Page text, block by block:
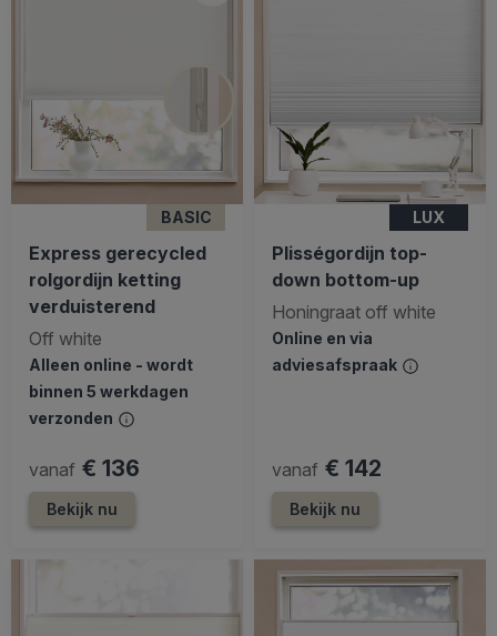
BASIC
Express gerecycled
rolgordijn ketting
verduisterend
Off white
Alleen online - wordt
binnen 5 werkdagen
verzonden
vanaf € 136
Bekijk nu
LUX
Plisségordijn top-
down bottom-up
Honingraat off white
Online en via
adviesafspraak
vanaf € 142
Bekijk nu